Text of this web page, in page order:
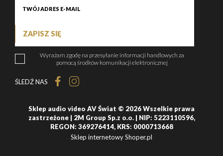
ZAPISZ SIĘ
Wyrażam zgodę na przesyłanie informacji handlowych za
pomocą środków komunikacji elektronicznej
ŚLEDŹ NAS
Sklep audio video AV Świat © 2026 Wszelkie prawa
zastrzeżone | 2M Group Sp.z o.o. | NIP: 5223110596,
REGON: 369276414, KRS: 0000713668
Sklep internetowy Shoper.pl